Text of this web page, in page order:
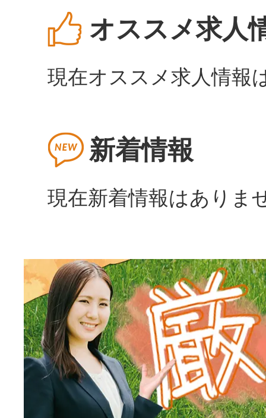
オススメ求人
現在オススメ求人情報
新着情報
現在新着情報はありま